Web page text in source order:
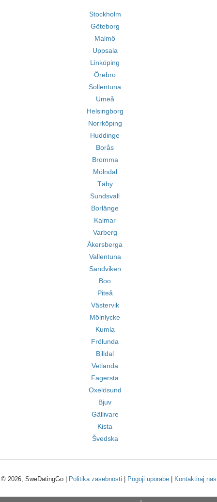
Stockholm
Göteborg
Malmö
Uppsala
Linköping
Örebro
Sollentuna
Umeå
Helsingborg
Norrköping
Huddinge
Borås
Bromma
Mölndal
Täby
Sundsvall
Borlänge
Kalmar
Varberg
Åkersberga
Vallentuna
Sandviken
Boo
Piteå
Västervik
Mölnlycke
Kumla
Frölunda
Billdal
Vetlanda
Fagersta
Oxelösund
Bjuv
Gällivare
Kista
Švedska
© 2026, SweDatingGo | Politika zasebnosti Pogoji uporabe| Kontaktiraj nas